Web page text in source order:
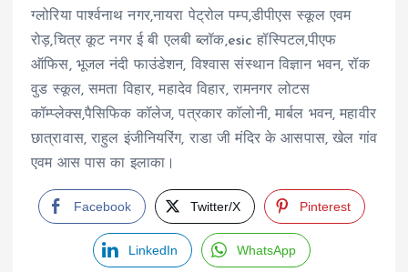
ग्लोरिया पार्श्वनाथ नगर,नायरा पेट्रोल पम्प,डीपीएस स्कूल एवम
रोड़,चित्र कूट नगर ई बी एलबी ब्लॉक,esic हॉस्पिटल,पीएफ
ऑफिस, भूजल नंदी फाउंडेशन, विश्वास संस्थान विज्ञान भवन, रॉक
वुड स्कूल, समता विहार, महादेव विहार, रामनगर लोटस
कॉम्प्लेक्स,पैसिफिक कॉलेज, पत्रकार कॉलोनी, मार्बल भवन, महावीर
छात्रावास, राहुल इंजीनियरिंग, राडा जी मंदिर के आसपास, खेल गांव
एवम आस पास का इलाका।
Facebook Twitter/X Pinterest
LinkedIn WhatsApp